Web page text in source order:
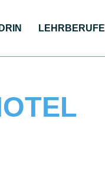
LEHR­BE­RU­FE